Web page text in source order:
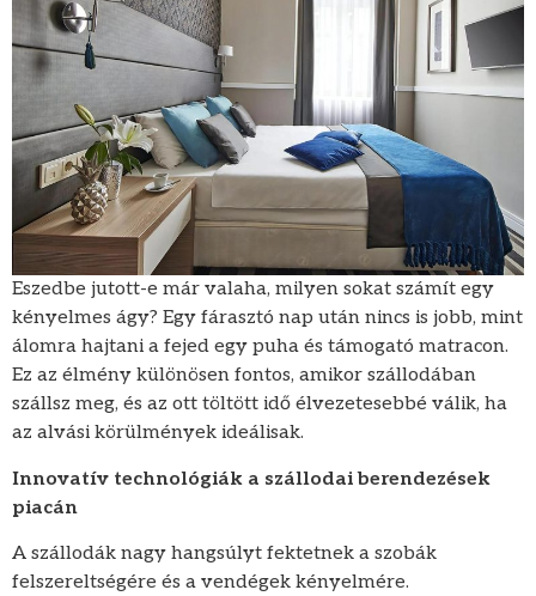
Eszedbe jutott-e már valaha, milyen sokat számít egy
kényelmes ágy? Egy fárasztó nap után nincs is jobb, mint
álomra hajtani a fejed egy puha és támogató matracon.
Ez az élmény különösen fontos, amikor szállodában
szállsz meg, és az ott töltött idő élvezetesebbé válik, ha
az alvási körülmények ideálisak.
Innovatív technológiák a szállodai berendezések
piacán
A szállodák nagy hangsúlyt fektetnek a szobák
felszereltségére és a vendégek kényelmére.